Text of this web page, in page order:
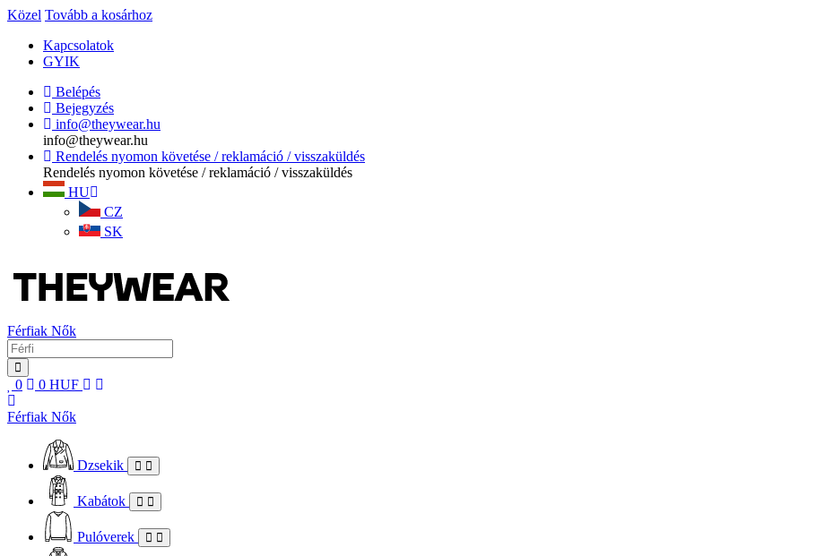
Közel Tovább a kosárhoz
Kapcsolatok
GYIK
Belépés
Bejegyzés
info@theywear.hu
info@theywear.hu
Rendelés nyomon követése / reklamáció / visszaküldés
Rendelés nyomon követése / reklamáció / visszaküldés
HU
CZ
SK
Férfiak Nők
0 0 HUF
Férfiak Nők
Dzsekik
Kabátok
Pulóverek